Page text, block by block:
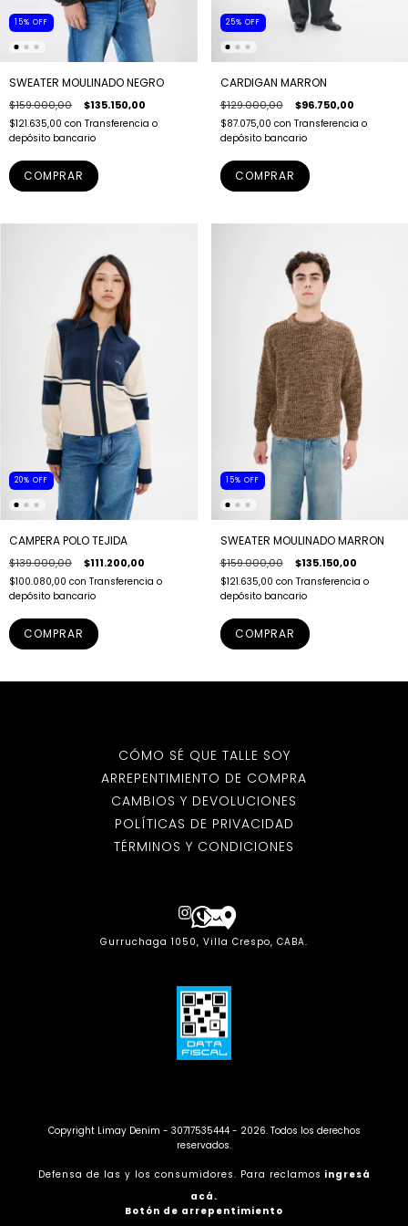
15% OFF
SWEATER MOULINADO NEGRO
$159.000,00 $135.150,00
$121.635,00 con Transferencia o
depósito bancario
COMPRAR
25% OFF
CARDIGAN MARRON
$129.000,00 $96.750,00
$87.075,00 con Transferencia o
depósito bancario
COMPRAR
20% OFF
CAMPERA POLO TEJIDA
$139.000,00 $111.200,00
$100.080,00 con Transferencia o
depósito bancario
COMPRAR
15% OFF
SWEATER MOULINADO MARRON
$159.000,00 $135.150,00
$121.635,00 con Transferencia o
depósito bancario
COMPRAR
CÓMO SÉ QUE TALLE SOY
ARREPENTIMIENTO DE COMPRA
CAMBIOS Y DEVOLUCIONES
POLÍTICAS DE PRIVACIDAD
TÉRMINOS Y CONDICIONES
Gurruchaga 1050, Villa Crespo, CABA.
Copyright Limay Denim - 30717535444 - 2026. Todos los derechos
reservados.
Defensa de las y los consumidores. Para reclamos ingresá
acá.
Botón de arrepentimiento